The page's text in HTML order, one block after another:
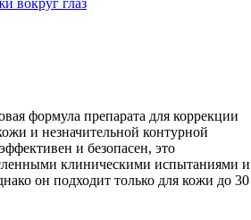
формула препарата для коррекции
и незначительной контурной
и безопасен, это
клиническими испытаниями и
он подходит только для кожи до 30